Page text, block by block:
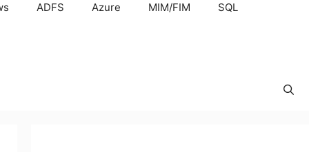
ADFS Azure MIM/FIM SQL